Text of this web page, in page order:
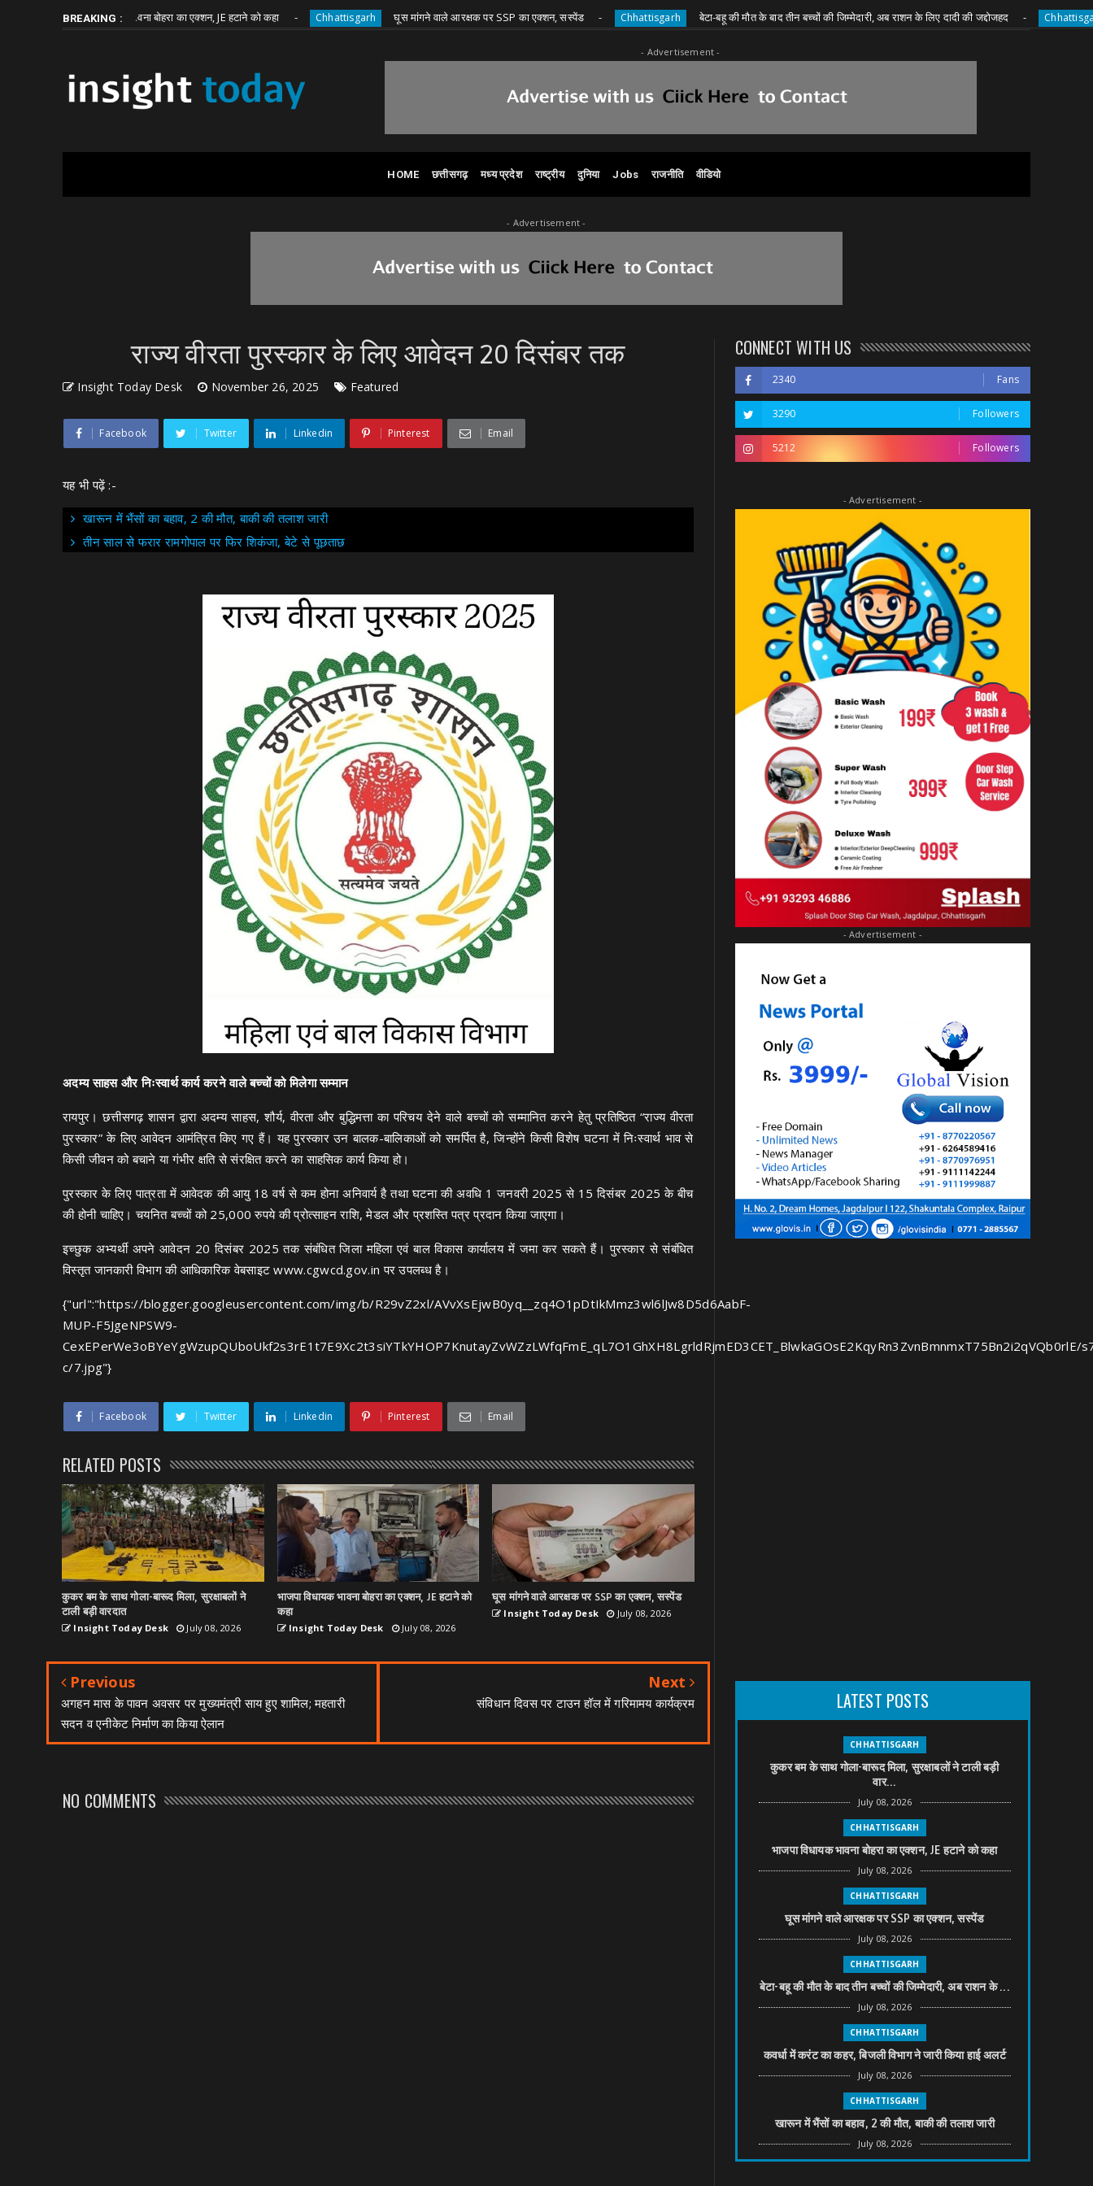
Friday, August 7 About Write for Us
- Advertisement -
HOME छत्तीसगढ़ मध्य प्रदेश राष्ट्रीय दुनिया Jobs राजनीति वीडियो
BREAKING :
भाजपा विधायक भावना बोहरा का एक्शन, JE हटाने को कहा Chhattisgarh घूस मांगने वाले आरक्षक पर SSP का एक्शन, सस्पेंड Chhattisgarh बेटा-बहू की मौत के बाद तीन बच्चों की जिम्मेदारी, अब राशन के लिए दादी की जद्दोजहद Chhattisgarh
- Advertisement -
राज्य वीरता पुरस्कार के लिए आवेदन 20 दिसंबर तक
Insight Today Desk November 26, 2025 Featured
Facebook Twitter Linkedin Pinterest Email
यह भी पढ़ें :-
खारून में भैंसों का बहाव, 2 की मौत, बाकी की तलाश जारी
तीन साल से फरार रामगोपाल पर फिर शिकंजा, बेटे से पूछताछ
अदम्य साहस और निःस्वार्थ कार्य करने वाले बच्चों को मिलेगा सम्मान
रायपुर। छत्तीसगढ़ शासन द्वारा अदम्य साहस, शौर्य, वीरता और बुद्धिमत्ता का परिचय देने वाले बच्चों को सम्मानित करने हेतु प्रतिष्ठित “राज्य वीरता
पुरस्कार” के लिए आवेदन आमंत्रित किए गए हैं। यह पुरस्कार उन बालक-बालिकाओं को समर्पित है, जिन्होंने किसी विशेष घटना में निःस्वार्थ भाव से
किसी जीवन को बचाने या गंभीर क्षति से संरक्षित करने का साहसिक कार्य किया हो।
पुरस्कार के लिए पात्रता में आवेदक की आयु 18 वर्ष से कम होना अनिवार्य है तथा घटना की अवधि 1 जनवरी 2025 से 15 दिसंबर 2025 के बीच
की होनी चाहिए। चयनित बच्चों को 25,000 रुपये की प्रोत्साहन राशि, मेडल और प्रशस्ति पत्र प्रदान किया जाएगा।
इच्छुक अभ्यर्थी अपने आवेदन 20 दिसंबर 2025 तक संबंधित जिला महिला एवं बाल विकास कार्यालय में जमा कर सकते हैं। पुरस्कार से संबंधित
विस्तृत जानकारी विभाग की आधिकारिक वेबसाइटwww.cgwcd.gov.in पर उपलब्ध है।
{"url":"https://blogger.googleusercontent.com/img/b/R29vZ2xl/AVvXsEjwB0yq__zq4O1pDtIkMmz3wl6lJw8D5d6AabF-
MUP-F5JgeNPSW9-
CexEPerWe3oBYeYgWzupQUboUkf2s3rE1t7E9Xc2t3siYTkYHOP7KnutayZvWZzLWfqFmE_qL7O1GhXH8LgrldRjmED3CET_BlwkaGOsE2KqyRn3ZvnBmnmxT75Bn2i2qVQb0rlE/
c/7.jpg"}
Facebook Twitter Linkedin Pinterest Email
RELATED POSTS
कुकर बम के साथ गोला-बारूद मिला, सुरक्षाबलों ने
टाली बड़ी वारदात
Insight Today Desk July 08, 2026
भाजपा विधायक भावना बोहरा का एक्शन, JE हटाने को
कहा
Insight Today Desk July 08, 2026
घूस मांगने वाले आरक्षक पर SSP का एक्शन, सस्पेंड
Insight Today Desk July 08, 2026
Previous
अगहन मास के पावन अवसर पर मुख्यमंत्री साय हुए शामिल; महतारी
सदन व एनीकेट निर्माण का किया ऐलान
Next
संविधान दिवस पर टाउन हॉल में गरिमामय कार्यक्रम
NO COMMENTS
CONNECT WITH US
2340 Fans
3290 Followers
5212 Followers
- Advertisement -
- Advertisement -
LATEST POSTS
CHHATTISGARH
कुकर बम के साथ गोला-बारूद मिला, सुरक्षाबलों ने टाली बड़ी
वार...
July 08, 2026
CHHATTISGARH
भाजपा विधायक भावना बोहरा का एक्शन, JE हटाने को कहा
July 08, 2026
CHHATTISGARH
घूस मांगने वाले आरक्षक पर SSP का एक्शन, सस्पेंड
July 08, 2026
CHHATTISGARH
बेटा-बहू की मौत के बाद तीन बच्चों की जिम्मेदारी, अब राशन के ...
July 08, 2026
CHHATTISGARH
कवर्धा में करंट का कहर, बिजली विभाग ने जारी किया हाई अलर्ट
July 08, 2026
CHHATTISGARH
खारून में भैंसों का बहाव, 2 की मौत, बाकी की तलाश जारी
July 08, 2026